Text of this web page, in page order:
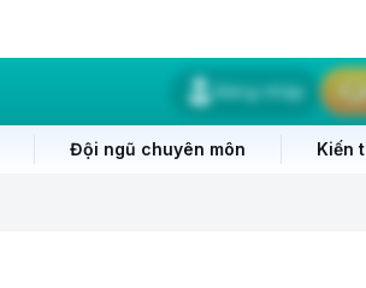
Đăng nhập
Đội ngũ chuyên môn Kiến